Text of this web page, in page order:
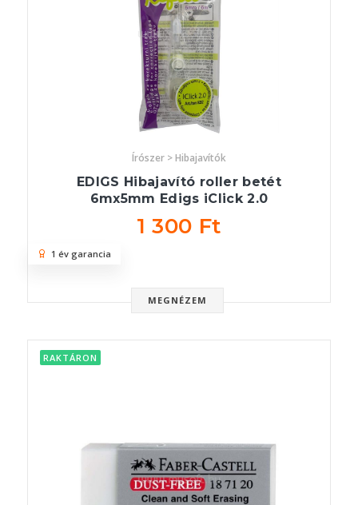
Írószer > Hibajavítók
EDIGS Hibajavító roller betét
6mx5mm Edigs iClick 2.0
1 300 Ft
MEGNÉZEM
1 év garancia
RAKTÁRON